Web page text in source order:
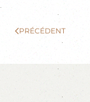
PRÉCÉDENT